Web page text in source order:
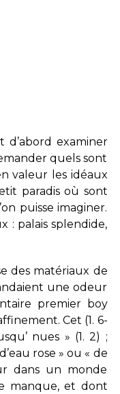
examiner
quels sont
valeur les idéaux
paradis où sont
puisse imaginer.
: palais splendide,
des matériaux de
une odeur
premier boy
Cet (1. 6-
nues » (1. 2) ;
rose » ou « de
dans un monde
manque, et dont